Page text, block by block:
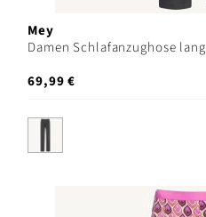
Mey
Damen Schlafanzughose lang
69,99 €